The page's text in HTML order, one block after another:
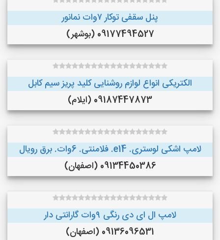
پنل سقفی توکار ۷وات نمانور
09177494527 (بوشهر)
الکتریکی انواع لوازم روشنایی کلید پریز سیم کابل
09187447873 (ایلام)
لامپ اشکی لوستری. e14. فلامنتی. 6وات. برق رویال
09134450386 (اصفهان)
لامپ ال ای دی رنگی ۹وات گارانتی دار
09136096531 (اصفهان)